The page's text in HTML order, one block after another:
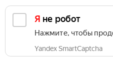
Я не робот
Нажмите, чтобы
Yandex SmartCaptcha